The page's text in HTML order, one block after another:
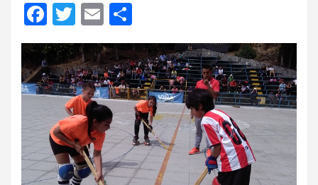
F
a
ce
b
o
o
k
T
wi
tt
er
E
m
ail
o
m
p
ar
tir